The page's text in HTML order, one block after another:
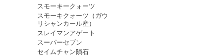
スモーキークォーツ
スモーキクォーツ（ガウ
リシャンカール産）
スレイマンアゲート
スーパーセブン
セイムチャン隕石